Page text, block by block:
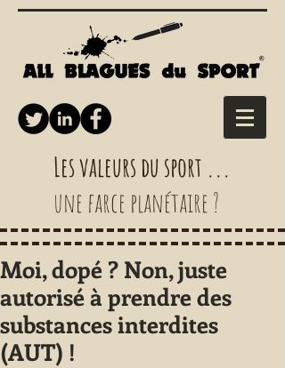
Les valeurs du sport ...
une farce planétaire ?
Moi, dopé ? Non, juste
autorisé à prendre des
substances interdites
(AUT) !